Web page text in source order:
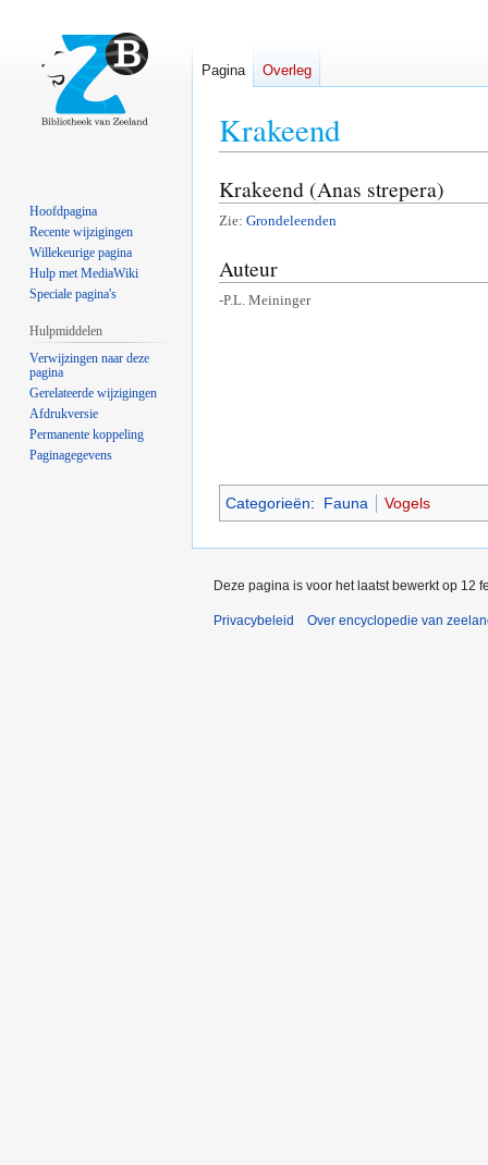
Krakeend
Naar
navigatie
Naar
zoeken
Krakeend (Anas strepera)
Zie: Grondeleenden
Auteur
-P.L. Meininger
Categorieën: Fauna Vogels
Pagina Overleg
Hoofdpagina
Recente wijzigingen
Willekeurige pagina
Hulp met MediaWiki
Speciale pagina's
Hulpmiddelen
Verwijzingen naar deze
pagina
Gerelateerde wijzigingen
Afdrukversie
Permanente koppeling
Paginagegevens
Deze pagina is voor het laatst bewerkt op 12
Privacybeleid Over encyclopedie van